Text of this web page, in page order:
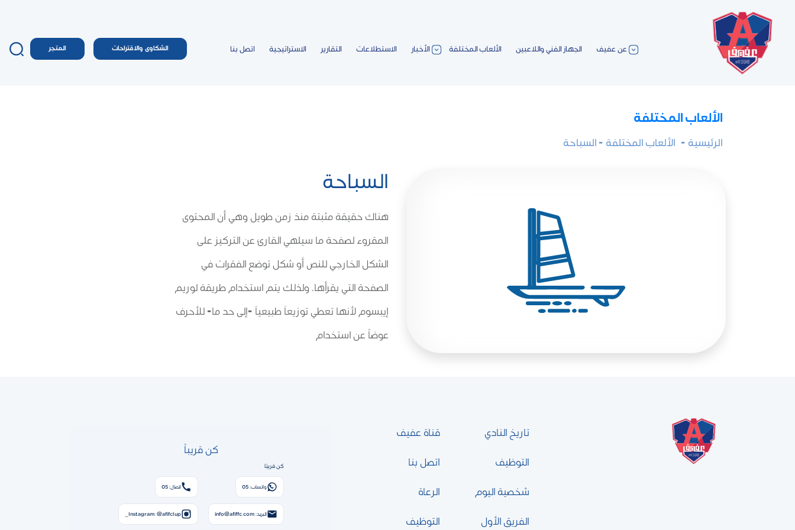
عن عفيف الجهاز الفني واللاعبين الألعاب المختلفة الأخبار الاستطلاعات التقارير الاستراتيجية اتصل بنا الشكاوى والاقتراحات المتجر
الألعاب المختلفة
الرئيسية - الألعاب المختلفة - السباحة
السباحة
هناك حقيقة مثبتة منذ زمن طويل وهي أن المحتوى
المقروء لصفحة ما سيلهي القارئ عن التركيز على
الشكل الخارجي للنص أو شكل توضع الفقرات في
الصفحة التي يقرأها. ولذلك يتم استخدام طريقة لوريم
إيبسوم لأنها تعطي توزيعاَ طبيعياَ -إلى حد ما- للأحرف
عوضاً عن استخدام
تاريخ النادي قناة عفيف
التوظيف اتصل بنا
شخصية اليوم الرعاة
الفريق الأول التوظيف
كن قريباً
كن قريبًا
واتساب: 05 اتصال: 05
البريد: info@afiffc.com Instagram: @afifclup_